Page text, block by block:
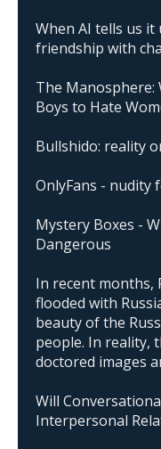
When AI tells us
friendship with
The Manosphere:
Boys to Hate
Bullshido: reality
OnlyFans - nudity
Mystery Boxes -
Dangerous
In recent months,
flooded with
beauty of the
people. In reality,
doctored images
Will
Interpersonal